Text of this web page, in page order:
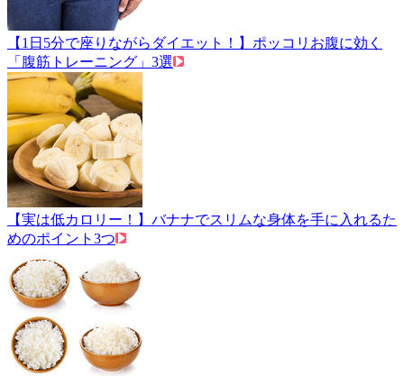
【1日5分で座りながらダイエット！】ポッコリお腹に効く
「腹筋トレーニング」3選
【実は低カロリー！】バナナでスリムな身体を手に入れるた
めのポイント3つ